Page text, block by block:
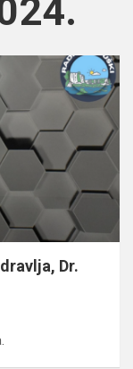
Dr.